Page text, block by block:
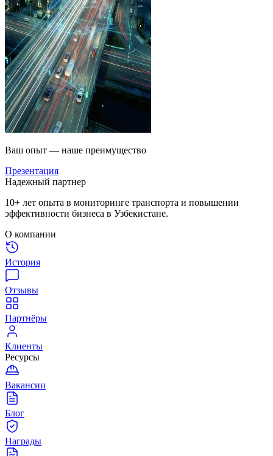
Ваш опыт — наше преимущество
Презентация
Надежный партнер
10+ лет опыта в мониторинге транспорта и повышении
эффективности бизнеса в Узбекистане.
О компании
История
Отзывы
Партнёры
Клиенты
Ресурсы
Вакансии
Блог
Награды